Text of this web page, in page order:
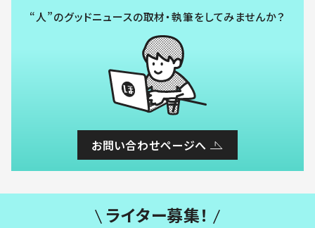
“人”のグッドニュースの取材・執筆をしてみませんか？
お問い合わせページへ
ライター募集！